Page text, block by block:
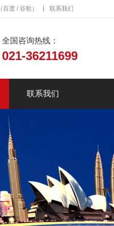
（百度 /谷歌 ） 联系我们
全国咨询热线：
021-36211699
联系我们